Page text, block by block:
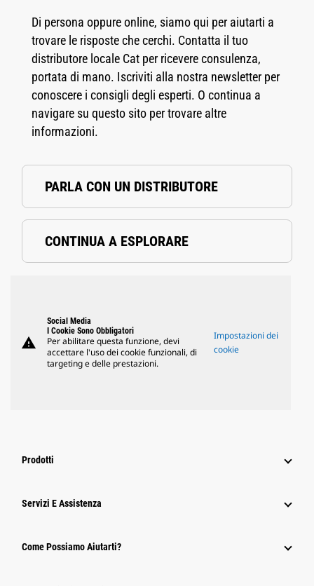
Di persona oppure online, siamo qui per aiutarti a
trovare le risposte che cerchi. Contatta il tuo
distributore locale Cat per ricevere consulenza,
portata di mano. Iscriviti alla nostra newsletter per
conoscere i consigli degli esperti. O continua a
navigare su questo sito per trovare altre
informazioni.
PARLA CON UN DISTRIBUTORE
CONTINUA A ESPLORARE
warning
Social Media
I Cookie Sono Obbligatori
Per abilitare questa funzione, devi
accettare l'uso dei cookie funzionali, di
targeting e delle prestazioni.
Impostazioni dei
cookie
Prodotti
Servizi E Assistenza
Come Possiamo Aiutarti?